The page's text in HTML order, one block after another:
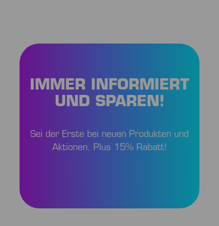
IMMER INFORMIERT
UND SPAREN!
Sei der Erste bei neuen Produkten und
Aktionen. Plus 15% Rabatt!